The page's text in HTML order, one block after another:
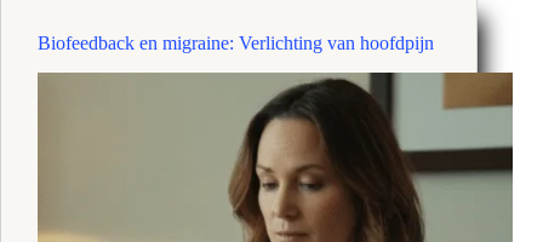
stroom
ontgrendelen
Biofeedback en migraine: Verlichting van hoofdpijn